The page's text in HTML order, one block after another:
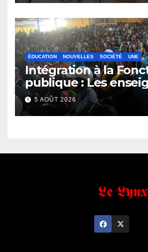
ÉDUCATION NOUVELLES SOCIÉTÉ UNE
Intégration à la
publique : Les
contractuels
et menacent
5 AOÛT 2026